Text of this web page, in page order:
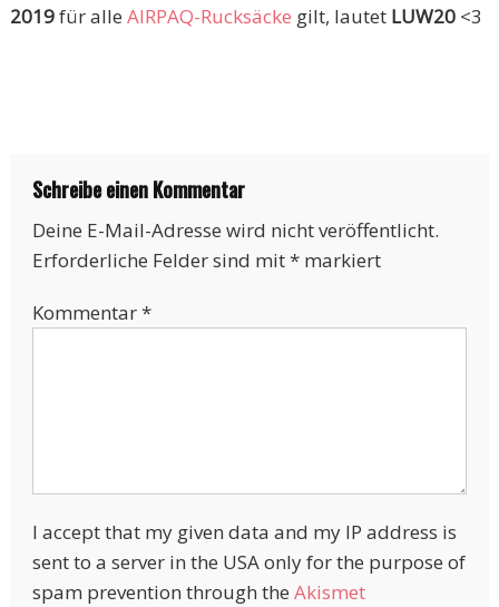
2019für alle AIRPAQ-Rucksäcke gilt, lautet LUW20<3
Schreibe einen Kommentar
Deine E-Mail-Adresse wird nicht veröffentlicht.
Erforderliche Felder sind mit*markiert
Kommentar*
I accept that my given data and my IP address is
sent to a server in the USA only for the purpose of
spam prevention through the Akismet